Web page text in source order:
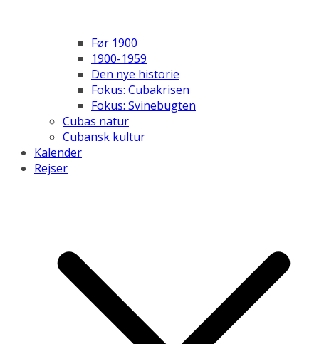
Før 1900
1900-1959
Den nye historie
Fokus: Cubakrisen
Fokus: Svinebugten
Cubas natur
Cubansk kultur
Kalender
Rejser